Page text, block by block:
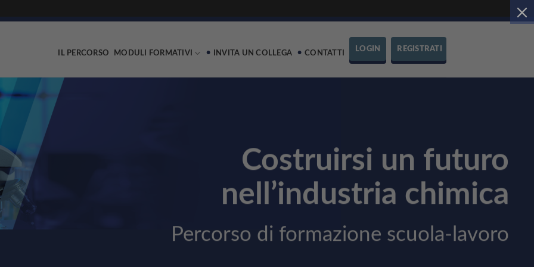
IL PERCORSO MODULI FORMATIVI INVITA UN COLLEGA CONTATTI
LOGIN REGISTRATI
Costruirsi un futuro
nell’industria chimica
Percorso di formazione scuola-lavoro